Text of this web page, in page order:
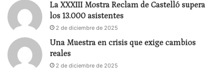
La XXXIII Mostra Reclam de Castelló supera
los 13.000 asistentes
2 de diciembre de 2025
Una Muestra en crisis que exige cambios
reales
2 de diciembre de 2025